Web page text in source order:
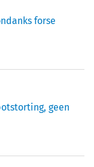
forse
geen